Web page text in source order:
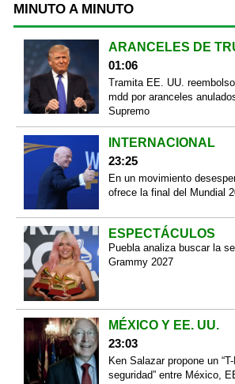
MINUTO A MINUTO
ARANCELES DE
01:06
Tramita EE. UU.
mdd por aranceles
Supremo
INTERNACIONAL
23:25
En un movimiento
ofrece la final del Mundial
ESPECTÁCULOS
Puebla analiza buscar la
Grammy 2027
MÉXICO Y EE. UU.
23:03
Ken Salazar propone un
seguridad” entre México,